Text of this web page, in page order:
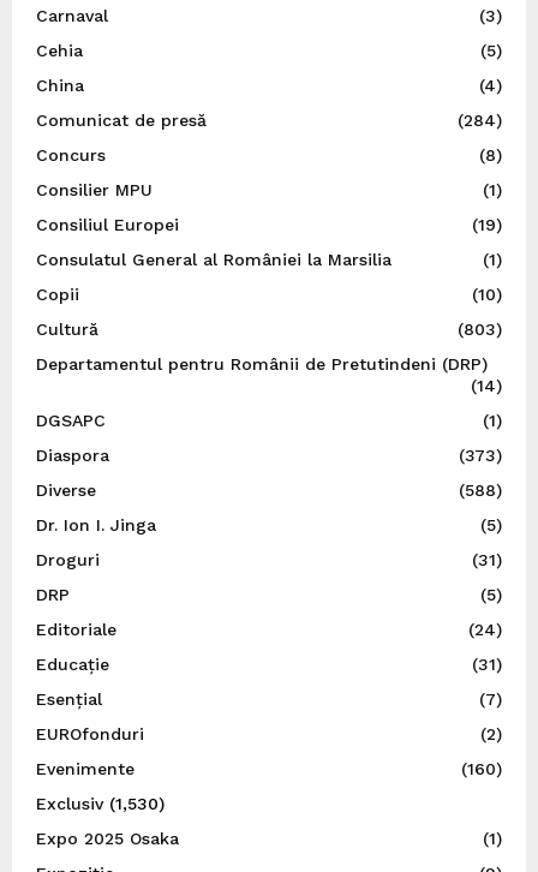
Carnaval
(3)
Cehia
(5)
China
(4)
Comunicat de presă
(284)
Concurs
(8)
Consilier MPU
(1)
Consiliul Europei
(19)
Consulatul General al României la Marsilia
(1)
Copii
(10)
Cultură
(803)
Departamentul pentru Românii de Pretutindeni (DRP)
(14)
DGSAPC
(1)
Diaspora
(373)
Diverse
(588)
Dr. Ion I. Jinga
(5)
Droguri
(31)
DRP
(5)
Editoriale
(24)
Educație
(31)
Esențial
(7)
EUROfonduri
(2)
Evenimente
(160)
Exclusiv(1,530)
Expo 2025 Osaka
(1)